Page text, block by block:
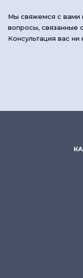
Мы свяжемся с вами
вопросы, связанные
Консультация вас